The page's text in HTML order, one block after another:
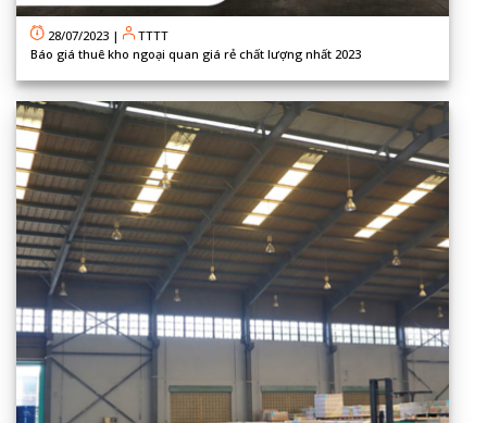
28/07/2023 |
TTTT
Báo giá thuê kho ngoại quan giá rẻ chất lượng nhất 2023